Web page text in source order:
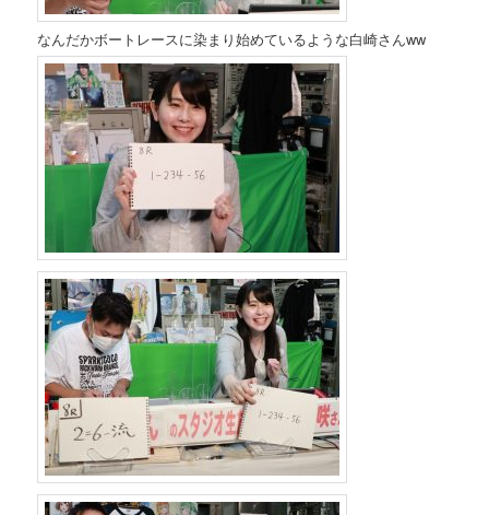
なんだかボートレースに染まり始めているような白崎さんww